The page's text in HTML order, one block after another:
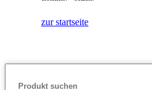
zur startseite